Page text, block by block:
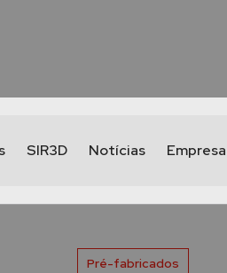
SIR3D Notícias Empresa
Pré-fabricados